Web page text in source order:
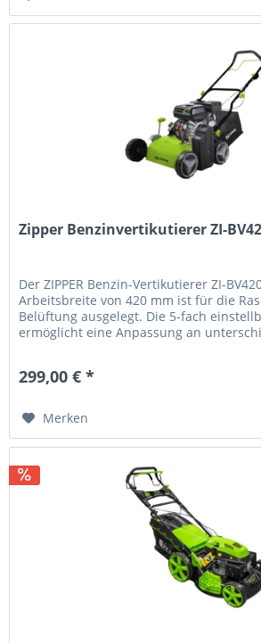
Zipper Benzinvertikutierer ZI-
Der ZIPPER Benzin-Vertikutierer ZI-
Arbeitsbreite von 420 mm ist für die
Belüftung ausgelegt. Die 5-fach
ermöglicht eine Anpassung an
299,00 € *
Merken